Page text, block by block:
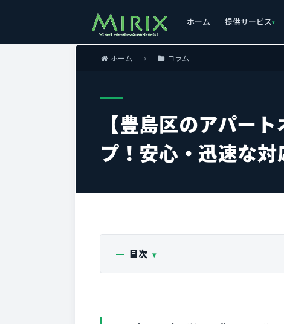
ホーム 提供サービス
ホーム コラム
【豊島区のアパー
プ！安心・迅速な
目次